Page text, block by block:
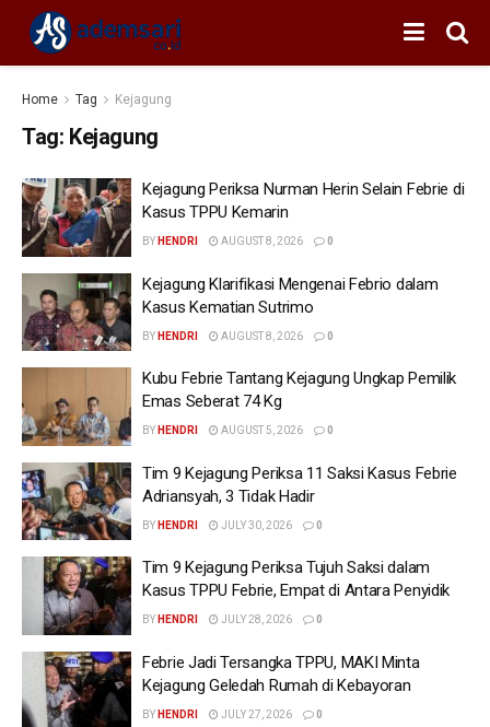
Home Tag Kejagung
Tag: Kejagung
Kejagung Periksa Nurman Herin Selain Febrie di
Kasus TPPU Kemarin
BY HENDRI AUGUST 8, 2026 0
Kejagung Klarifikasi Mengenai Febrio dalam
Kasus Kematian Sutrimo
BY HENDRI AUGUST 8, 2026 0
Kubu Febrie Tantang Kejagung Ungkap Pemilik
Emas Seberat 74 Kg
BY HENDRI AUGUST 5, 2026 0
Tim 9 Kejagung Periksa 11 Saksi Kasus Febrie
Adriansyah, 3 Tidak Hadir
BY HENDRI JULY 30, 2026 0
Tim 9 Kejagung Periksa Tujuh Saksi dalam
Kasus TPPU Febrie, Empat di Antara Penyidik
BY HENDRI JULY 28, 2026 0
Febrie Jadi Tersangka TPPU, MAKI Minta
Kejagung Geledah Rumah di Kebayoran
BY HENDRI JULY 27, 2026 0